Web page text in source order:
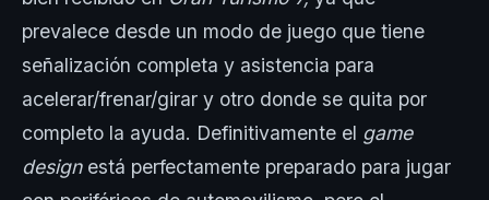
prevalece desde un modo de juego que tiene
señalización completa y asistencia para
acelerar/frenar/girar y otro donde se quita por
completo la ayuda. Definitivamente el game
designestá perfectamente preparado para jugar